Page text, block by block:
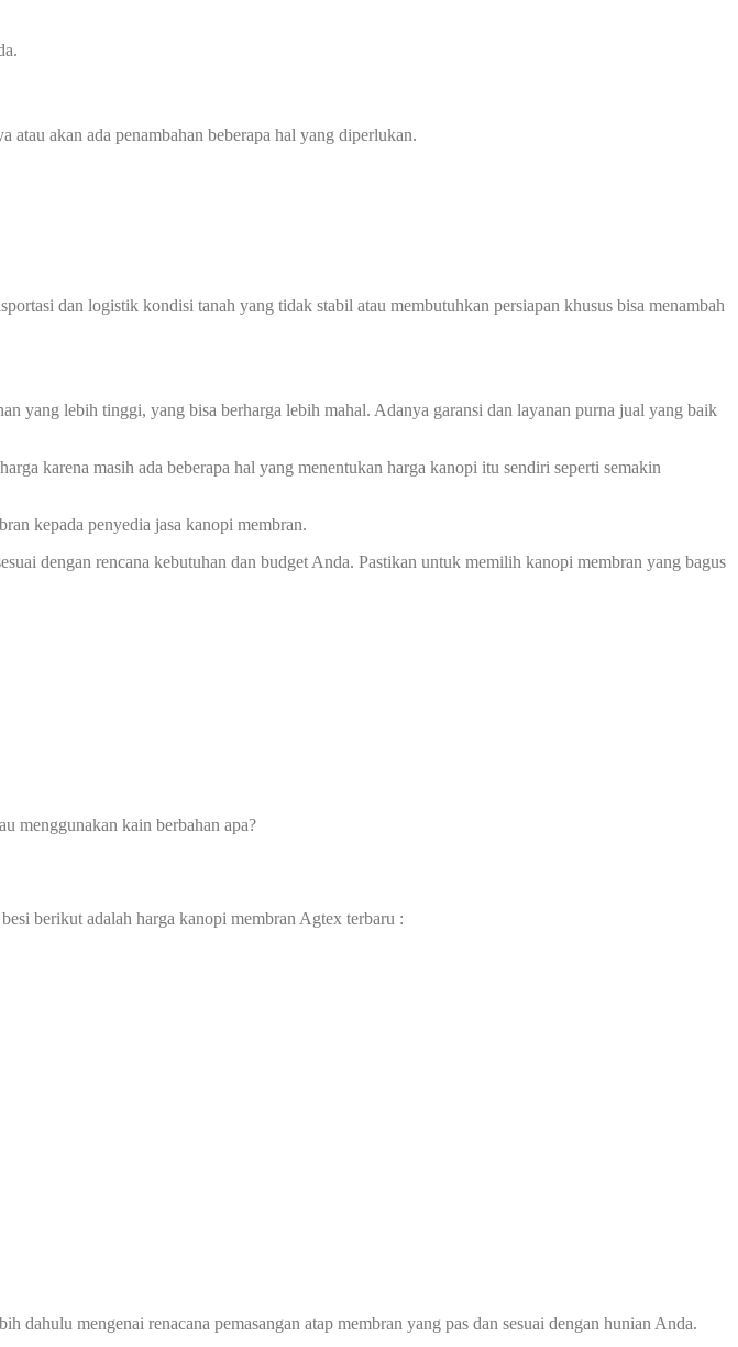
atau akan ada penambahan beberapa hal yang diperlukan.
dan logistik kondisi tanah yang tidak stabil atau membutuhkan persiapan khusus bisa menambah
yang lebih tinggi, yang bisa berharga lebih mahal. Adanya garansi dan layanan purna jual yang baik
karena masih ada beberapa hal yang menentukan harga kanopi itu sendiri seperti semakin
kepada penyedia jasa kanopi membran.
dengan rencana kebutuhan dan budget Anda. Pastikan untuk memilih kanopi membran yang bagus
menggunakan kain berbahan apa?
berikut adalah harga kanopi membran Agtex terbaru :
mengenai renacana pemasangan atap membran yang pas dan sesuai dengan hunian Anda.